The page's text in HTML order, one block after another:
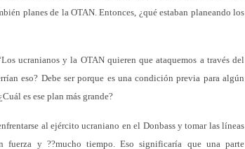
planes de la OTAN. Entonces, ¿qué estaban planeando los
ucranianos y la OTAN quieren que ataquemos a través del
eso? Debe ser porque es una condición previa para algún
es ese plan más grande?
al ejército ucraniano en el Donbass y tomar las líneas
fuerza y ??mucho tiempo. Eso significaría que una parte